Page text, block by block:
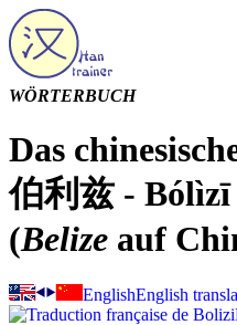
WÖRTERBUCH
Das
伯利兹 - Bólìzī
(Belize auf
EnglishEnglish